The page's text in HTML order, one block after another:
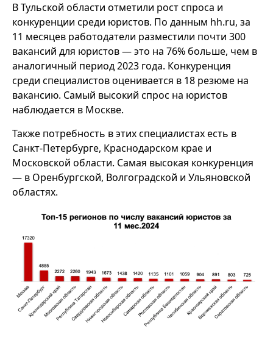
В Тульской области отметили рост спроса и
конкуренции среди юристов. По данным hh.ru, за
11 месяцев работодатели разместили почти 300
вакансий для юристов — это на 76% больше, чем в
аналогичный период 2023 года. Конкуренция
среди специалистов оценивается в 18 резюме на
вакансию. Самый высокий спрос на юристов
наблюдается в Москве.
Также потребность в этих специалистах есть в
Санкт-Петербурге, Краснодарском крае и
Московской области. Самая высокая конкуренция
— в Оренбургской, Волгоградской и Ульяновской
областях.